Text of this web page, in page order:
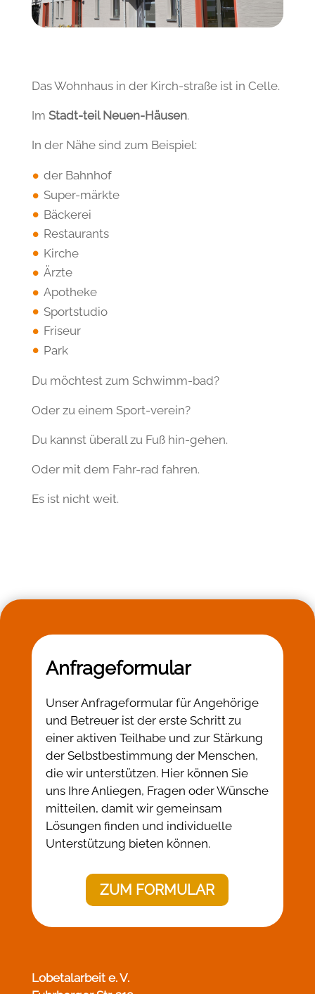
Das Wohnhaus in der Kirch-straße ist in Celle.
Im Stadt-teil Neuen-Häusen.
In der Nähe sind zum Beispiel:
der Bahnhof
Super-märkte
Bäckerei
Restaurants
Kirche
Ärzte
Apotheke
Sportstudio
Friseur
Park
Du möchtest zum Schwimm-bad?
Oder zu einem Sport-verein?
Du kannst überall zu Fuß hin-gehen.
Oder mit dem Fahr-rad fahren.
Es ist nicht weit.
Anfrageformular
Unser Anfrageformular für Angehörige
und Betreuer ist der erste Schritt zu
einer aktiven Teilhabe und zur Stärkung
der Selbstbestimmung der Menschen,
die wir unterstützen. Hier können Sie
uns Ihre Anliegen, Fragen oder Wünsche
mitteilen, damit wir gemeinsam
Lösungen finden und individuelle
Unterstützung bieten können.
ZUM FORMULAR
Lobetalarbeit e. V.